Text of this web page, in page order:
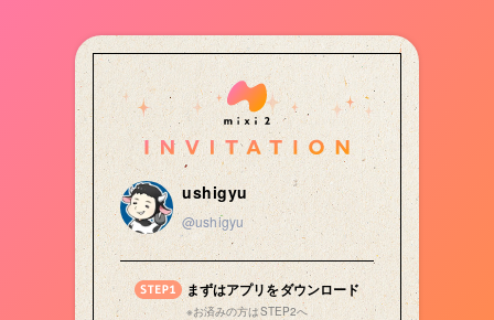
ushigyu
@ushigyu
まずはアプリをダウンロード
※お済みの方はSTEP2へ